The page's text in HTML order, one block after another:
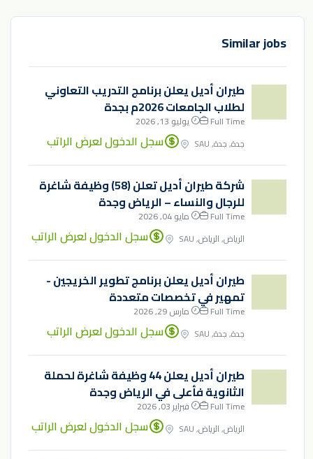
Similar jobs
طيران أديل يعلن برنامج التدريب التعاوني
لطلاب الجامعات 2026م بجدة
Full Time
يوليو 13, 2026
جدة, جدة, SAU
سجل الدخول لعرض الراتب
شركة طيران أديل تعلن (58) وظيفة شاغرة
للرجال والنساء – الرياض وجدة
Full Time
مايو 04, 2026
الرياض, الرياض, SAU
سجل الدخول لعرض الراتب
طيران أديل يعلن برنامج تطوير الخريجين -
تمهير في تخصصات متعددة
Full Time
مارس 29, 2026
جدة, جدة, SAU
سجل الدخول لعرض الراتب
طيران أديل يعلن 44 وظيفة شاغرة لحملة
الثانوية فأعلى في الرياض وجدة
Full Time
فبراير 03, 2026
الرياض, الرياض, SAU
سجل الدخول لعرض الراتب